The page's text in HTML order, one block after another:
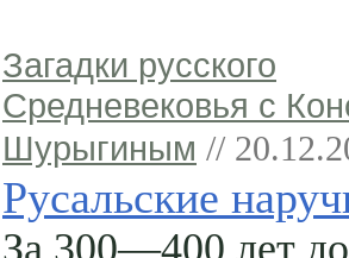
Загадки русского
Средневековья с
Шурыгиным //
Русальские
За 300—400 лет